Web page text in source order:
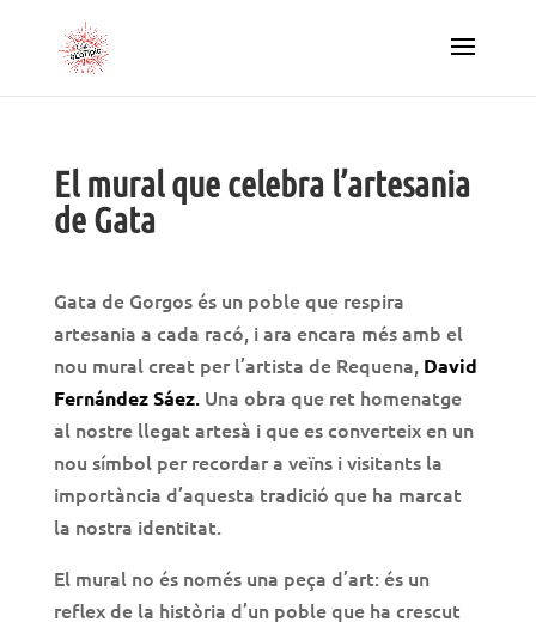
El mural que celebra l’artesania
de Gata
Gata de Gorgos és un poble que respira
artesania a cada racó, i ara encara més amb el
nou mural creat per l’artista de Requena, David
Fernández Sáez.Una obra que ret homenatge
al nostre llegat artesà i que es converteix en un
nou símbol per recordar a veïns i visitants la
importància d’aquesta tradició que ha marcat
la nostra identitat.
El mural no és només una peça d’art: és un
reflex de la història d’un poble que ha crescut